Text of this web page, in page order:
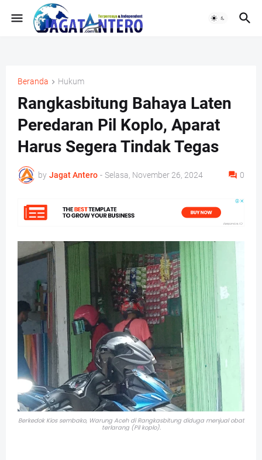
Beranda Hukum
Rangkasbitung Bahaya Laten
Peredaran Pil Koplo, Aparat
Harus Segera Tindak Tegas
by Jagat Antero - Selasa, November 26, 2024 0
Berkedok Kios sembako, Warung Aceh di Rangkasbitung diduga menjual obat
terlarang (Pil koplo).